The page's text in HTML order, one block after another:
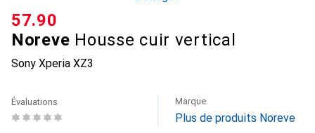
Noreve Housse cuir vertical
Sony Xperia XZ3
CHF
57.90
Évaluations Marque
Plus de produits Noreve